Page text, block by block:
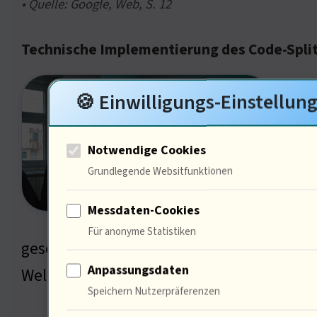
• Quelle: Google, Web, S. 12
Technische Implementierung des Code-
gesehen, erinnert mich dies an dievon
Welche Herausforderungen siehst du in
🍪 Einwilligungs-
Notwendige Cookies
Grundlegende Websitfunktionen
Messdaten-Cookies
Für anonyme Statistiken
Anpassungsdaten
Speichern Nutzerpräferenzen